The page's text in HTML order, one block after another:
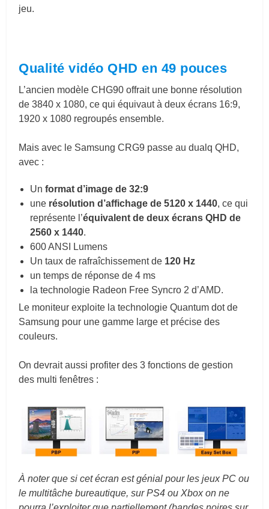
jeu.
Qualité vidéo QHD en 49 pouces
L’ancien modèle CHG90 offrait une bonne résolution
de 3840 x 1080, ce qui équivaut à deux écrans 16:9,
1920 x 1080 regroupés ensemble.
Mais avec le Samsung CRG9 passe au dualq QHD,
avec :
Unformat d’image de 32:9
une résolution d’affichage de 5120 x 1440, ce qui
représente l’équivalent de deux écrans QHD de
2560 x 1440.
600 ANSI Lumens
Un taux de rafraîchissement de 120 Hz
un temps de réponse de 4 ms
la technologie Radeon Free Syncro 2 d’AMD.
Le moniteur exploite la technologie Quantum dot de
Samsung pour une gamme large et précise des
couleurs.
On devrait aussi profiter des 3 fonctions de gestion
des multi fenêtres :
À noter que si cet écran est génial pour les jeux PC ou
le multitâche bureautique, sur PS4 ou Xbox on ne